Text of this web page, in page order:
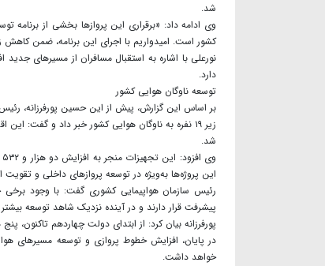
شد.
وی ادامه داد: «برقراری این پروازها بخشی از
کشور است. امیدواریم با اجرای این برنامه، ضمن کاهش
نورعلی با اشاره به استقبال مسافران از مسیرهای
دارد.
توسعه ناوگان هوایی کشور
شد.
این پروژه‌ها به‌ویژه در توسعه پروازهای داخلی و تقویت
رئیس سازمان هواپیمایی کشوری گفت: با وجود برخی
پیشرفت قرار دارند و در آینده نزدیک شاهد توسعه
پورفرزانه بیان کرد: از ابتدای دولت چهاردهم تاکنون، پنج هزار و ۱۰۰ صندلی جدید به ظرفیت ناوگان هوایی کشور
در پایان، افزایش خطوط پروازی و توسعه مسیرهای
خواهد داشت.